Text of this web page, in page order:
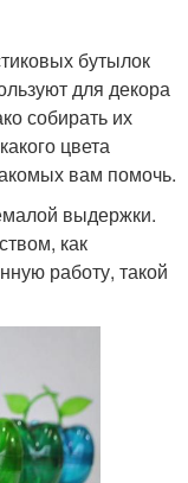
бутылок
для декора
собирать их
цвета
вам помочь.
выдержки.
как
работу, такой